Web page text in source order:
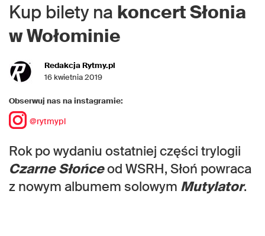
Kup bilety na koncert Słonia
w Wołominie
Redakcja Rytmy.pl
16 kwietnia 2019
Obserwuj nas na instagramie:
@rytmypl
Rok po wydaniu ostatniej części trylogii
Czarne Słońceod WSRH, Słoń powraca
z nowym albumem solowym Mutylator.